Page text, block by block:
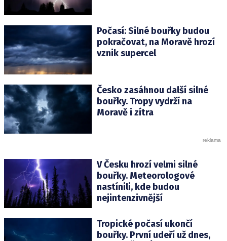
Počasí: Silné bouřky budou
pokračovat, na Moravě hrozí
vznik supercel
Česko zasáhnou další silné
bouřky. Tropy vydrží na
Moravě i zítra
V Česku hrozí velmi silné
bouřky. Meteorologové
nastínili, kde budou
nejintenzivnější
Tropické počasí ukončí
bouřky. První udeří už dnes,